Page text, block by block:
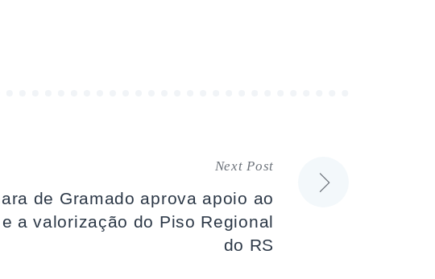
Next Post
de Gramado aprova apoio ao
a valorização do Piso Regional
do RS